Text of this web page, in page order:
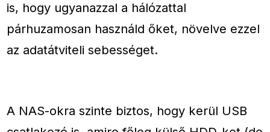
is, hogy ugyanazzal a hálózattal
párhuzamosan használd őket, növelve ezzel
az adatátviteli sebességet.
A NAS-okra szinte biztos, hogy kerül USB